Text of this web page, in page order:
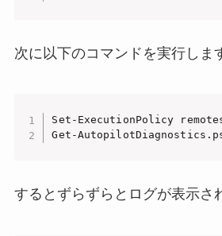
次に以下のコマンドを実行しま
Set-ExecutionPolicy
Get-
するとずらずらとログが表示さ